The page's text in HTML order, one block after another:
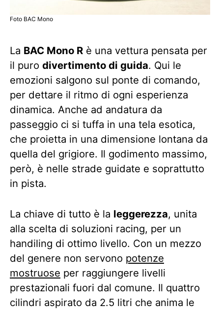
Foto BAC Mono
La BAC Mono R è una vettura pensata per
il puro divertimento di guida. Qui le
emozioni salgono sul ponte di comando,
per dettare il ritmo di ogni esperienza
dinamica. Anche ad andatura da
passeggio ci si tuffa in una tela esotica,
che proietta in una dimensione lontana da
quella del grigiore. Il godimento massimo,
però, è nelle strade guidate e soprattutto
in pista.
La chiave di tutto è la leggerezza, unita
alla scelta di soluzioni racing, per un
handiling di ottimo livello. Con un mezzo
del genere non servono potenze
mostruose per raggiungere livelli
prestazionali fuori dal comune. Il quattro
cilindri aspirato da 2.5 litri che anima le